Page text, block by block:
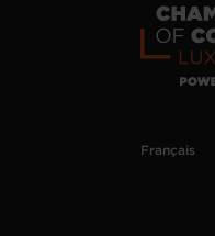
Français